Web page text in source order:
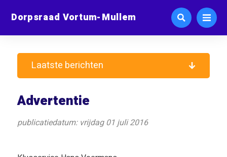
Dorpsraad Vortum-Mullem
Advertentie
publicatiedatum: vrijdag 01 juli 2016
Laatste berichten